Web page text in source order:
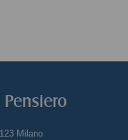
Pensiero
Milano